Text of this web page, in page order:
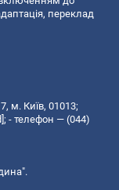
переклад
м. Київ, 01013;
; - телефон — (044)